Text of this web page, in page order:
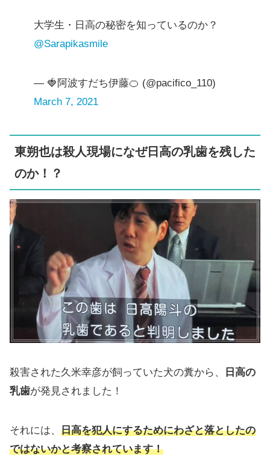
大学生・日高の秘密を知っているのか？
@Sarapikasmile
— 🍓阿波すだち伊藤🍊 (@pacifico_110)
March 7, 2021
東朔也は殺人現場になぜ日高の乳歯を残した
のか！？
殺害された久米幸彦が飼っていた犬の糞から、
日高の
乳歯が発見されました！
それには、 日高を犯人にするためにわざと落としたの
ではないかと考察されています！